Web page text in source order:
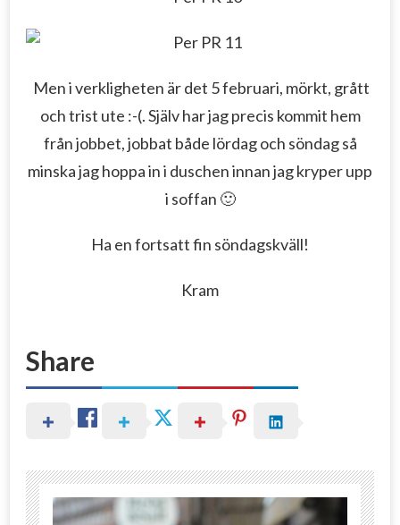
Men i verkligheten är det 5 februari, mörkt, grått
och trist ute :-(. Själv har jag precis kommit hem
från jobbet, jobbat både lördag och söndag så
minska jag hoppa in i duschen innan jag kryper upp
i soffan 🙂
Ha en fortsatt fin söndagskväll!
Kram
Share